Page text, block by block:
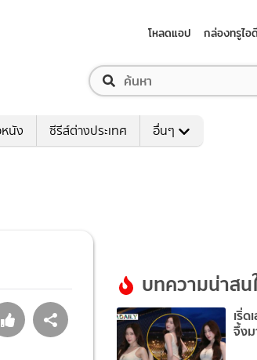
โหลดแอป กล่องทรูไอ
นัง ซีรีส์ต่างประเทศ อื่นๆ
บทความน่าสน
เริ่
จึ้ง